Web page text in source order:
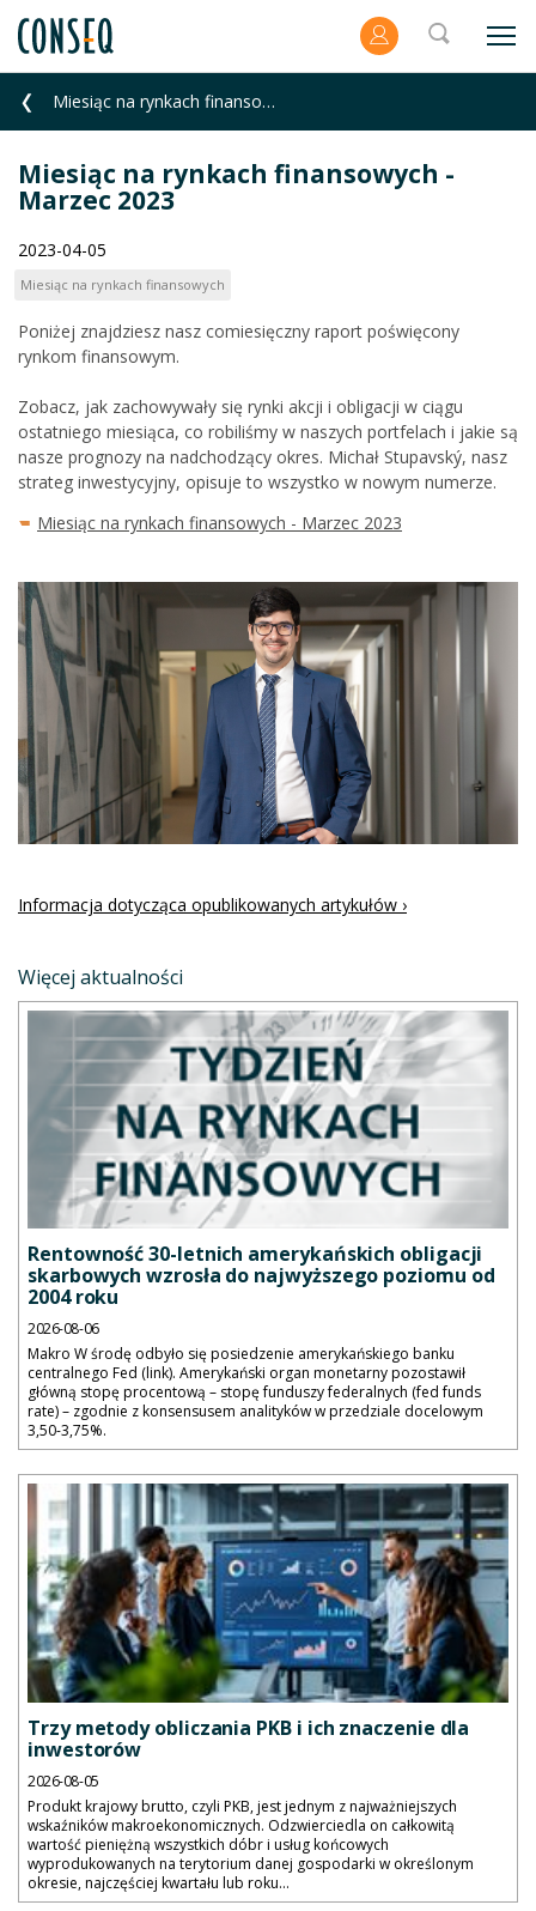
Miesiąc na rynkach finansowych - Marzec 2023
Miesiąc na rynkach finansowych -
Marzec 2023
2023-04-05
Miesiąc na rynkach finansowych
Poniżej znajdziesz nasz comiesięczny raport poświęcony
rynkom finansowym.
Zobacz, jak zachowywały się rynki akcji i obligacji w ciągu
ostatniego miesiąca, co robiliśmy w naszych portfelach i jakie są
nasze prognozy na nadchodzący okres. Michał Stupavský, nasz
strateg inwestycyjny, opisuje to wszystko w nowym numerze.
Miesiąc na rynkach finansowych - Marzec 2023
Informacja dotycząca opublikowanych artykułów ›
Więcej aktualności
Rentowność 30-letnich amerykańskich obligacji
skarbowych wzrosła do najwyższego poziomu od
2004 roku
2026-08-06
Makro W środę odbyło się posiedzenie amerykańskiego banku
centralnego Fed (link). Amerykański organ monetarny pozostawił
główną stopę procentową – stopę funduszy federalnych (fed funds
rate) – zgodnie z konsensusem analityków w przedziale docelowym
3,50-3,75%.
Trzy metody obliczania PKB i ich znaczenie dla
inwestorów
2026-08-05
Produkt krajowy brutto, czyli PKB, jest jednym z najważniejszych
wskaźników makroekonomicznych. Odzwierciedla on całkowitą
wartość pieniężną wszystkich dóbr i usług końcowych
wyprodukowanych na terytorium danej gospodarki w określonym
okresie, najczęściej kwartału lub roku...